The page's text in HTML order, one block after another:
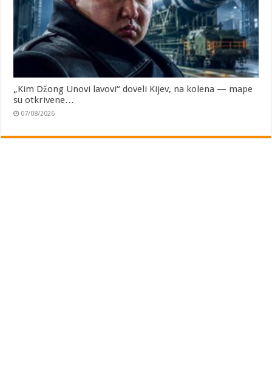
„Kim Džong Unovi lavovi“ doveli Kijev, na kolena — mape
su otkrivene…
07/08/2026